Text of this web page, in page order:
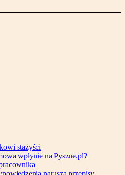
stażyści
wpłynie na Pyszne.pl?
narusza przepisy